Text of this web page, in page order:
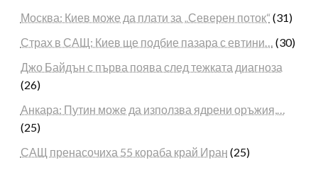
Москва: Киев може да плати за „Северен поток“ (31)
Страх в САЩ: Киев ще подбие пазара с евтини… (30)
Джо Байдън с първа поява след тежката диагноза
(26)
Анкара: Путин може да използва ядрени оръжия,…
(25)
САЩ пренасочиха 55 кораба край Иран (25)